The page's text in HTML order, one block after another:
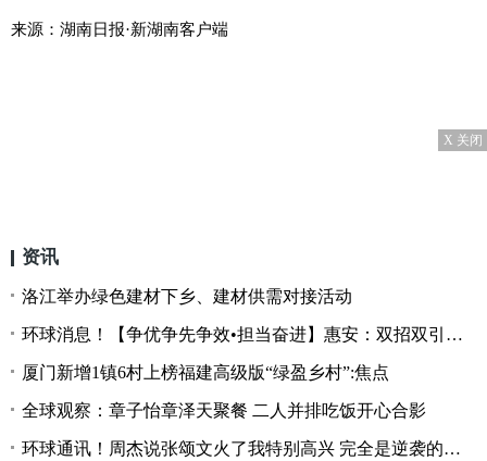
来源：湖南日报·新湖南客户端
X 关闭
资讯
洛江举办绿色建材下乡、建材供需对接活动
环球消息！【争优争先争效•担当奋进】惠安：双招双引呈新效 聚商汇智蓄动能
厦门新增1镇6村上榜福建高级版“绿盈乡村”:焦点
全球观察：章子怡章泽天聚餐 二人并排吃饭开心合影
环球通讯！周杰说张颂文火了我特别高兴 完全是逆袭的典范